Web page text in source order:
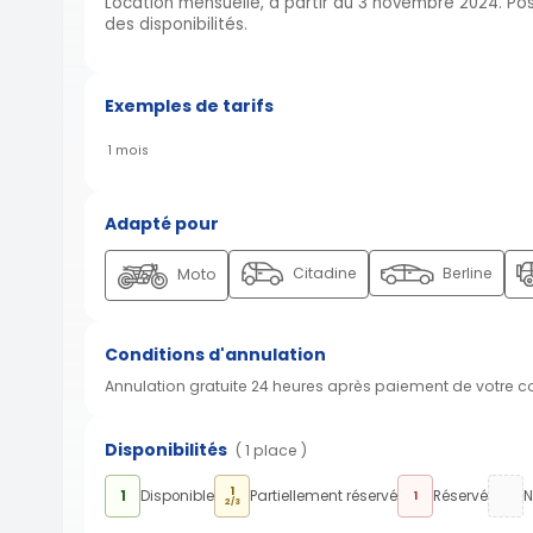
des disponibilités.
Exemples de tarifs
1 mois
Adapté pour
Moto Citadine Berline
Conditions d'annulation
Annulation gratuite 24 heures après paiement de votre
Disponibilités ( 1 place )
1 Disponible 1
2/3 Partiellement réservé 1 Réservé